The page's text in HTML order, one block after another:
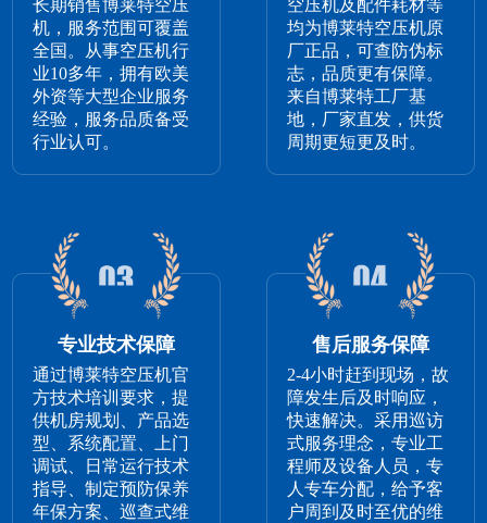
长期销售博莱特空压
机，服务范围可覆盖
全国。从事空压机行
业10多年，拥有欧美
外资等大型企业服务
经验，服务品质备受
行业认可。
空压机及配件耗材等
均为博莱特空压机原
厂正品，可查防伪标
志，品质更有保障。
来自博莱特工厂基
地，厂家直发，供货
周期更短更及时。
专业技术保障
通过博莱特空压机官
方技术培训要求，提
供机房规划、产品选
型、系统配置、上门
调试、日常运行技术
指导、制定预防保养
年保方案、巡查式维
售后服务保障
2-4小时赶到现场，故
障发生后及时响应，
快速解决。采用巡访
式服务理念，专业工
程师及设备人员，专
人专车分配，给予客
户周到及时至优的维